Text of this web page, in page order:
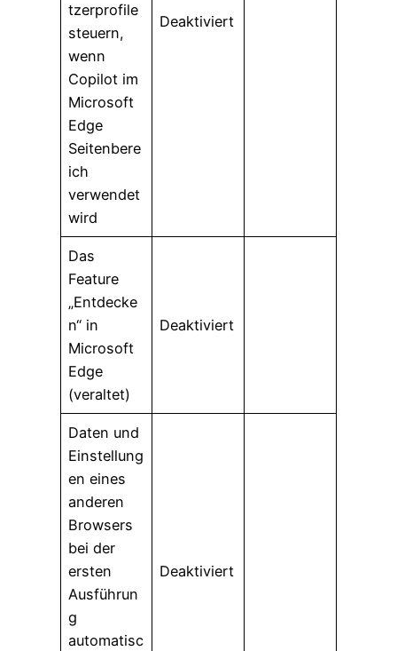
tzerprofile
steuern,
wenn
Copilot im
Microsoft
Edge
Seitenbere
ich
verwendet
wird
Deaktiviert
Das
Feature
„Entdecke
n“ in
Microsoft
Edge
(veraltet)
Deaktiviert
Daten und
Einstellung
en eines
anderen
Browsers
bei der
ersten
Ausführun
g
automatisc
Deaktiviert